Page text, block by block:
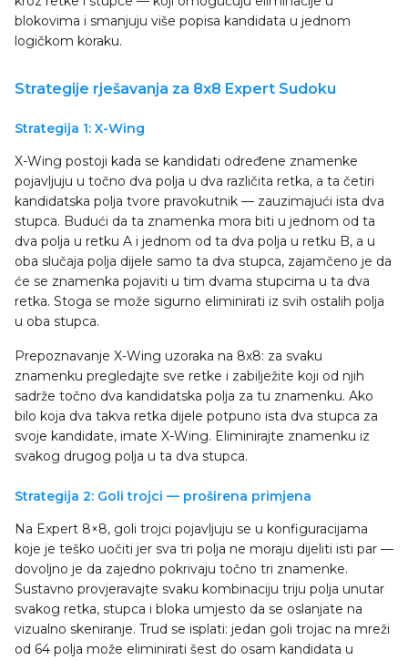
blokovima i smanjuju više popisa kandidata u jednom
logičkom koraku.
Strategije rješavanja za 8x8 Expert Sudoku
Strategija 1: X-Wing
X-Wing postoji kada se kandidati određene znamenke
pojavljuju u točno dva polja u dva različita retka, a ta četiri
kandidatska polja tvore pravokutnik — zauzimajući ista dva
stupca. Budući da ta znamenka mora biti u jednom od ta
dva polja u retku A i jednom od ta dva polja u retku B, a u
oba slučaja polja dijele samo ta dva stupca, zajamčeno je da
će se znamenka pojaviti u tim dvama stupcima u ta dva
retka. Stoga se može sigurno eliminirati iz svih ostalih polja
u oba stupca.
Prepoznavanje X-Wing uzoraka na 8x8: za svaku
znamenku pregledajte sve retke i zabilježite koji od njih
sadrže točno dva kandidatska polja za tu znamenku. Ako
bilo koja dva takva retka dijele potpuno ista dva stupca za
svoje kandidate, imate X-Wing. Eliminirajte znamenku iz
svakog drugog polja u ta dva stupca.
Strategija 2: Goli trojci — proširena primjena
Na Expert 8×8, goli trojci pojavljuju se u konfiguracijama
koje je teško uočiti jer sva tri polja ne moraju dijeliti isti par —
dovoljno je da zajedno pokrivaju točno tri znamenke.
Sustavno provjeravajte svaku kombinaciju triju polja unutar
svakog retka, stupca i bloka umjesto da se oslanjate na
vizualno skeniranje. Trud se isplati: jedan goli trojac na mreži
od 64 polja može eliminirati šest do osam kandidata u